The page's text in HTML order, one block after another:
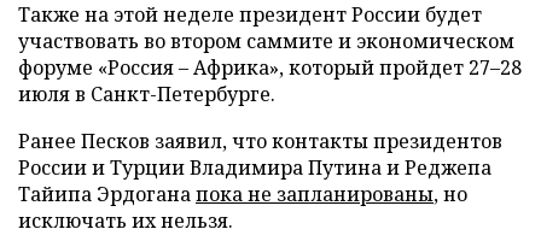
Также на этой неделе президент России будет
участвовать во втором саммите и экономическом
форуме «Россия – Африка», который пройдет 27–28
июля в Санкт-Петербурге.
Ранее Песков заявил, что контакты президентов
России и Турции Владимира Путина и Реджепа
Тайипа Эрдоганапока не запланированы, но
исключать их нельзя.